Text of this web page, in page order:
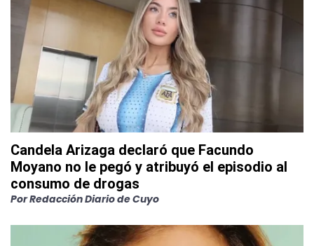
Candela Arizaga declaró que Facundo
Moyano no le pegó y atribuyó el episodio al
consumo de drogas
PorRedacción Diario de Cuyo